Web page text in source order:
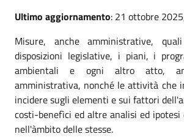
Ultimo aggiornamento: 21 ottobre
Misure, anche amministrative,
disposizioni legislative, i piani, i
ambientali e ogni altro atto,
amministrativa, nonché le attività che
incidere sugli elementi e sui fattori
costi-benefìci ed altre analisi ed ipotesi
nell'àmbito delle stesse.